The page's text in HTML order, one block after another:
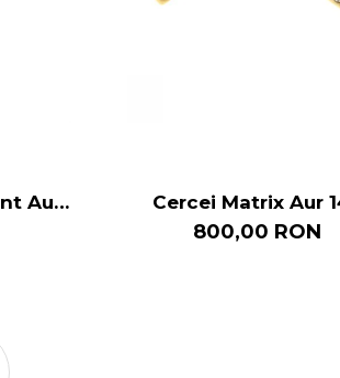
Aur
Cercei Matrix Aur
800,00 RON